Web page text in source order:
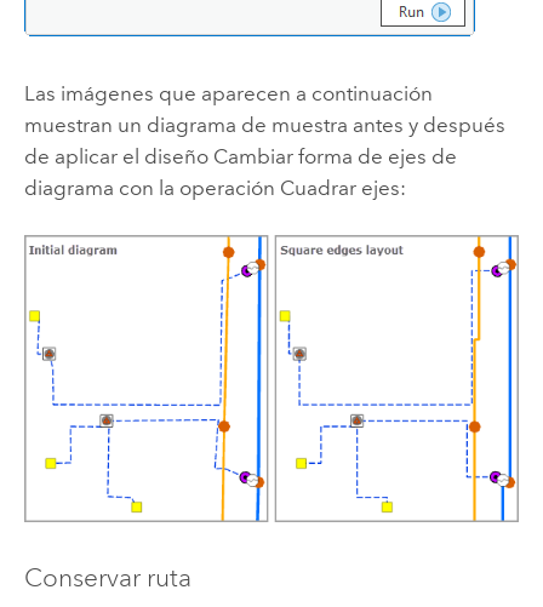
Las imágenes que aparecen a continuación
muestran un diagrama de muestra antes y después
de aplicar el diseño Cambiar forma de ejes de
diagrama con la operación Cuadrar ejes:
Conservar ruta